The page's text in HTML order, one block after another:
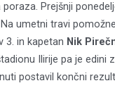
Prejšnji
Na umetni travi
3. in kapetan Nik
Ilirije pa je edini
postavil končni